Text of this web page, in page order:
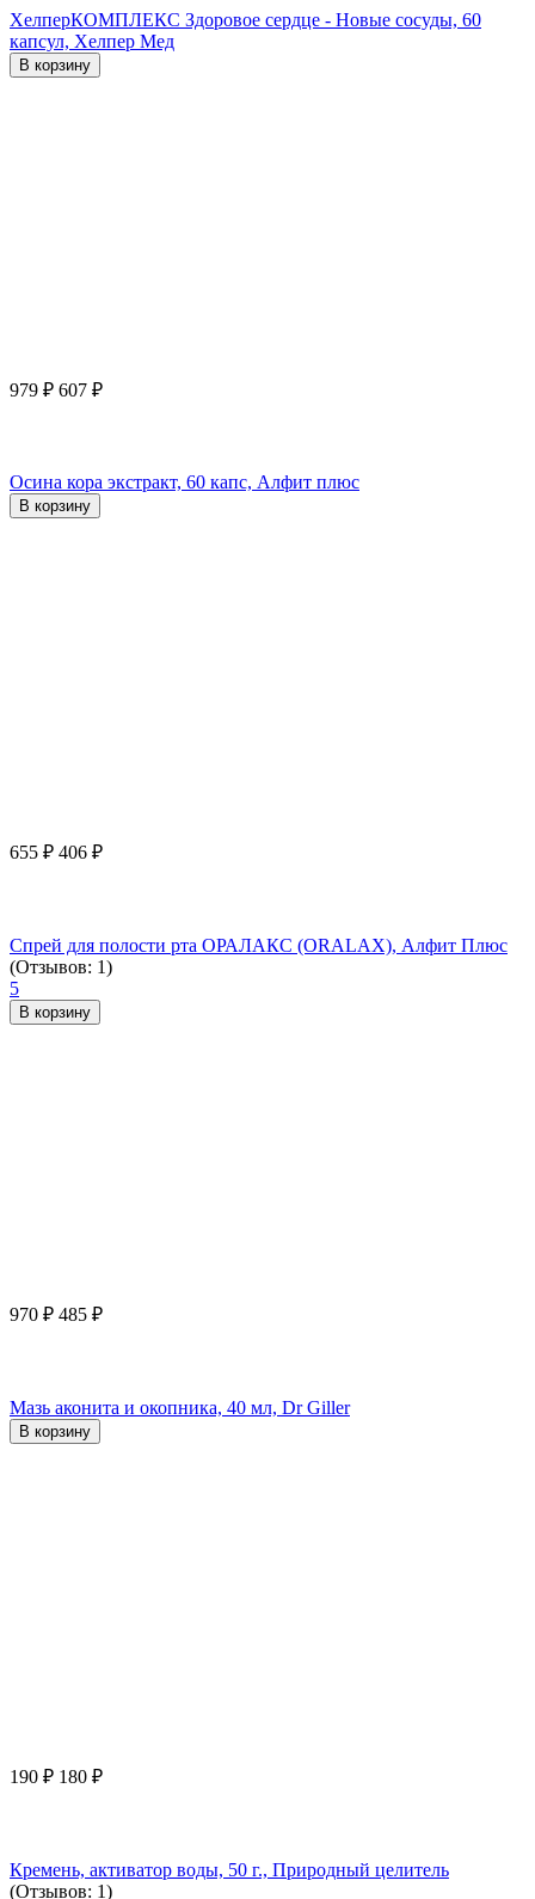
ХелперКОМПЛЕКС Здоровое сердце - Новые сосуды, 60
капсул, Хелпер Мед
В корзину
979 ₽ 607 ₽
Осина кора экстракт, 60 капс, Алфит плюс
В корзину
655 ₽ 406 ₽
Спрей для полости рта ОРАЛАКС (ORALAX), Алфит Плюс
(Отзывов: 1)
5
В корзину
970 ₽ 485 ₽
Мазь аконита и окопника, 40 мл, Dr Giller
В корзину
190 ₽ 180 ₽
Кремень, активатор воды, 50 г., Природный целитель
(Отзывов: 1)